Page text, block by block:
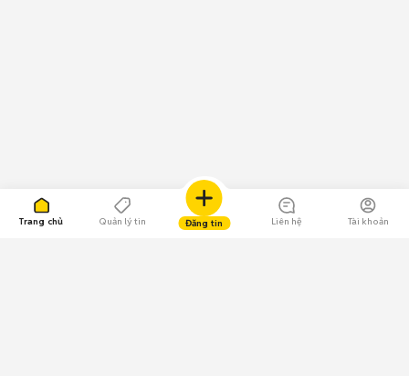
Trang chủ Quản lý tin Đăng tin Liên hệ Tài khoản